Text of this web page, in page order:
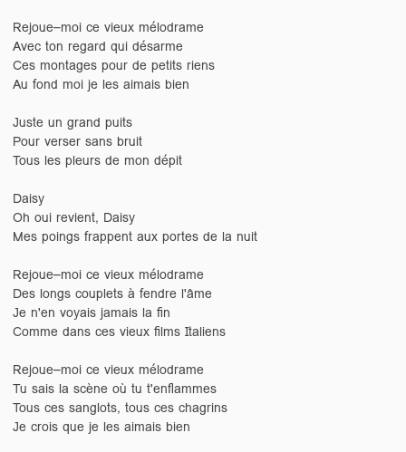
Rejoue–moi ce vieux mélodrame
Avec ton regard qui désarme
Ces montages pour de petits riens
Au fond moi je les aimais bien
Juste un grand puits
Pour verser sans bruit
Tous les pleurs de mon dépit
Daisy
Oh oui revient, Daisy
Mes poings frappent aux portes de la nuit
Rejoue–moi ce vieux mélodrame
Des longs couplets à fendre l'âme
Je n'en voyais jamais la fin
Comme dans ces vieux films Italiens
Rejoue–moi ce vieux mélodrame
Tu sais la scène où tu t'enflammes
Tous ces sanglots, tous ces chagrins
Je crois que je les aimais bien